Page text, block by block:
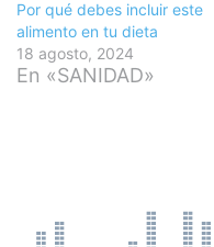
Por qué debes incluir este
alimento en tu dieta
18 agosto, 2024
En «SANIDAD»